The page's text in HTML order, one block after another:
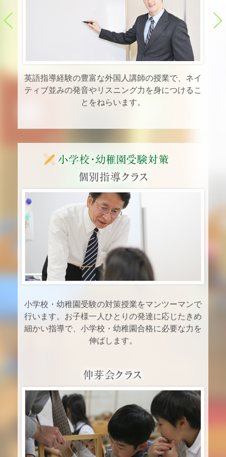
英語指導経験の豊富な外国人講師の授業で、ネイ
ティブ並みの発音やリスニング力を身につけるこ
とをねらいます。
小学校・幼稚園受験の対策授業をマンツーマンで
行います。お子様一人ひとりの発達に応じたきめ
細かい指導で、小学校・幼稚園合格に必要な力を
伸ばします。